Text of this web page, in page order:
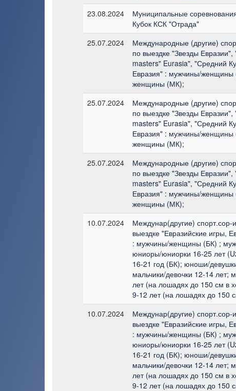
23.08.2024
Муниципальные
Кубок КСК "Отрада"
25.07.2024
Международные (другие)
по выездке "Звезды
masters" Eurasia", "Средний
Евразия" : мужчины/
женщины (МК);
25.07.2024
Международные (другие)
по выездке "Звезды
masters" Eurasia", "Средний
Евразия" : мужчины/
женщины (МК);
25.07.2024
Международные (другие)
по выездке "Звезды
masters" Eurasia", "Средний
Евразия" : мужчины/
женщины (МК);
10.07.2024
Междунар(другие)
выездке "Евразийские игры,
: мужчины/женщины (БК) ;
юниоры/юниорки 16-25 лет
16-21 год (БК); юноши/
мальчики/девочки 12-14 лет;
лет (на лошадях до 150 см в
9-12 лет (на лошадях до 150
10.07.2024
Междунар(другие)
выездке "Евразийские игры,
: мужчины/женщины (БК) ;
юниоры/юниорки 16-25 лет
16-21 год (БК); юноши/
мальчики/девочки 12-14 лет;
лет (на лошадях до 150 см в
9-12 лет (на лошадях до 150